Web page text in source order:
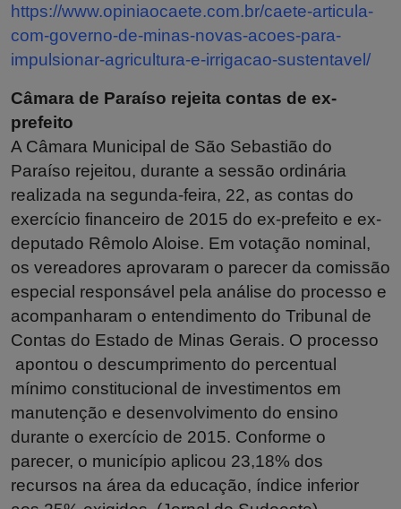
https://www.opiniaocaete.com.br/caete-articula-
com-governo-de-minas-novas-acoes-para-
impulsionar-agricultura-e-irrigacao-sustentavel/
Câmara de Paraíso rejeita contas de ex-
prefeito
A Câmara Municipal de São Sebastião do
Paraíso rejeitou, durante a sessão ordinária
realizada na segunda-feira, 22, as contas do
exercício financeiro de 2015 do ex-prefeito e ex-
deputado Rêmolo Aloise. Em votação nominal,
os vereadores aprovaram o parecer da comissão
especial responsável pela análise do processo e
acompanharam o entendimento do Tribunal de
Contas do Estado de Minas Gerais. O processo
apontou o descumprimento do percentual
mínimo constitucional de investimentos em
manutenção e desenvolvimento do ensino
durante o exercício de 2015. Conforme o
parecer, o município aplicou 23,18% dos
recursos na área da educação, índice inferior